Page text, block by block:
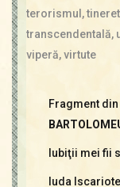
terorismul,
transcendentală,
viperă,virtute
Fragment din
Iubiţii mei fii
Iuda